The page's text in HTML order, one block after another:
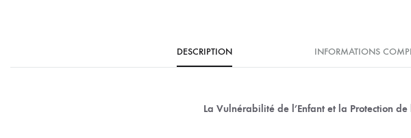
DESCRIPTION INFORMATIONS
La Vulnérabilité de l’Enfant et la Protection